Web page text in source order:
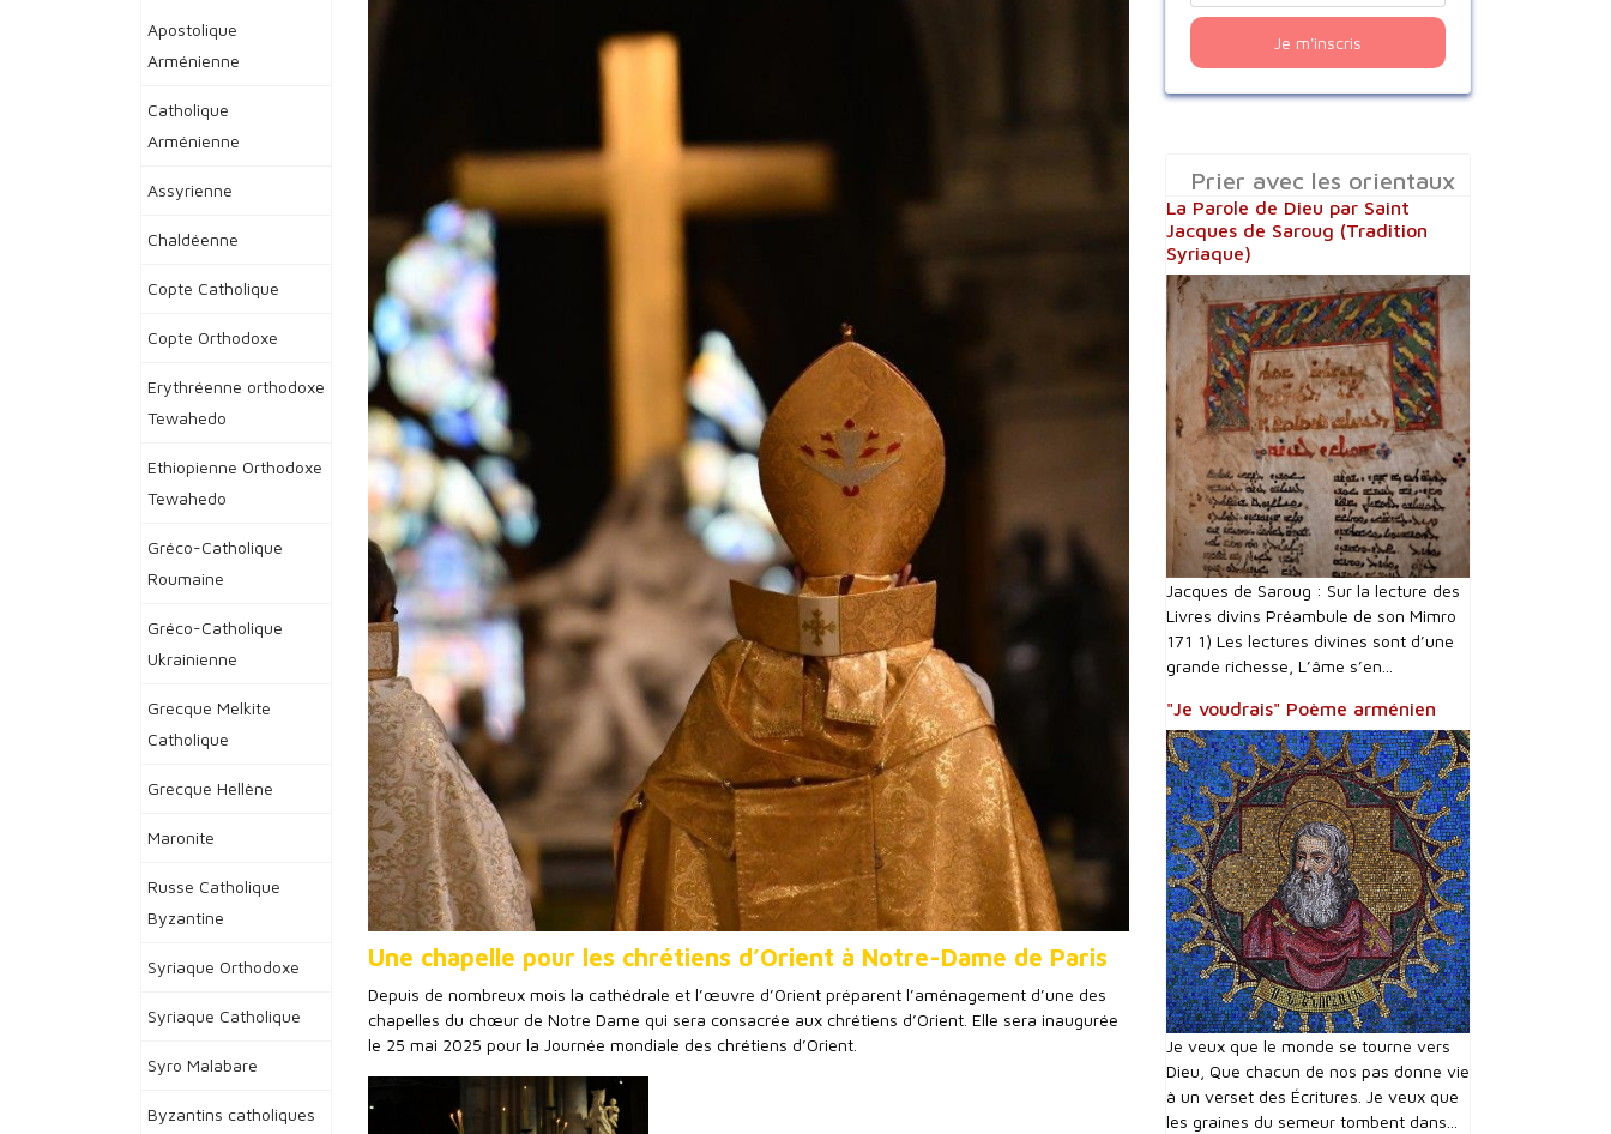
Apostolique
Arménienne
Catholique
Arménienne
Assyrienne
Chaldéenne
Copte Catholique
Copte Orthodoxe
Erythréenne orthodoxe
Tewahedo
Ethiopienne Orthodoxe
Tewahedo
Gréco-Catholique
Roumaine
Gréco-Catholique
Ukrainienne
Grecque Melkite
Catholique
Grecque Hellène
Maronite
Russe Catholique
Byzantine
Syriaque Orthodoxe
Syriaque Catholique
Syro Malabare
Byzantins catholiques
Une chapelle pour les chrétiens d’Orient à Notre-Dame de Paris
Depuis de nombreux mois la cathédrale et l’œuvre d’Orient préparent l’aménagement d’une des
chapelles du chœur de Notre Dame qui sera consacrée aux chrétiens d’Orient. Elle sera inaugurée
le 25 mai 2025 pour la Journée mondiale des chrétiens d’Orient.
Je m'inscris
Prier avec les orientaux
La Parole de Dieu par Saint
Jacques de Saroug (Tradition
Syriaque)
Jacques de Saroug : Sur la lecture des
Livres divins Préambule de son Mimro
171 1) Les lectures divines sont d’une
grande richesse, L’âme s’en...
"Je voudrais" Poème arménien
Je veux que le monde se tourne vers
Dieu, Que chacun de nos pas donne vie
à un verset des Écritures. Je veux que
les graines du semeur tombent dans...